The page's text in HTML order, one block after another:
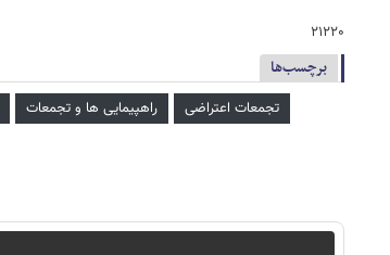
۲۱۲۲۰
برچسب‌ها
تجمعات اعتراضی راهپیمایی ها و تجمعات